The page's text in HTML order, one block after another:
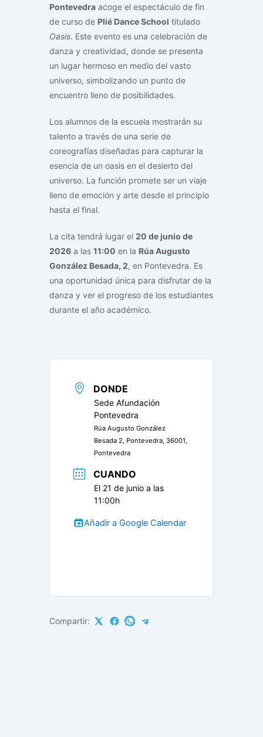
Pontevedra acoge el espectáculo de fin
de curso de Plié Dance School titulado
Oasis. Este evento es una celebración de
danza y creatividad, donde se presenta
un lugar hermoso en medio del vasto
universo, simbolizando un punto de
encuentro lleno de posibilidades.
Los alumnos de la escuela mostrarán su
talento a través de una serie de
coreografías diseñadas para capturar la
esencia de un oasis en el desierto del
universo. La función promete ser un viaje
lleno de emoción y arte desde el principio
hasta el final.
La cita tendrá lugar el 20 de junio de
2026 a las 11:00 en la Rúa Augusto
González Besada, 2, en Pontevedra. Es
una oportunidad única para disfrutar de la
danza y ver el progreso de los estudiantes
durante el año académico.
DONDE
Sede Afundación
Pontevedra
Rúa Augusto González
Besada 2, Pontevedra, 36001,
Pontevedra
CUANDO
El 21 de junio a las
11:00h
Añadir a Google Calendar
Compartir: